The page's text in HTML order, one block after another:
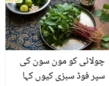
چولائی کو مون سون کی
سپر فوڈ سبزی کیوں کہا